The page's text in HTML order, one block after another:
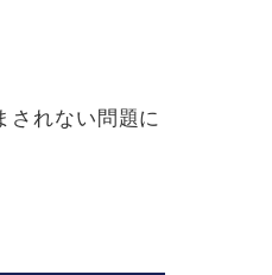
されない問題に